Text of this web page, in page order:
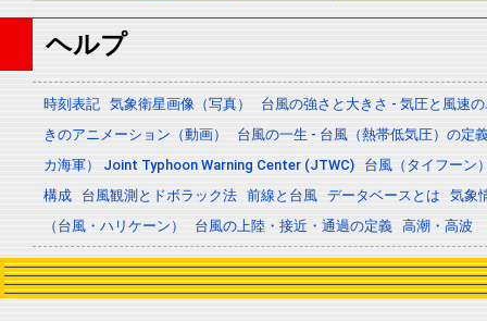
ヘルプ
時刻表記 気象衛星画像（写真）
台風の強さと大きさ - 気圧と風速
きのアニメーション（動画）
台風の一生 - 台風（熱帯低気圧）の定
カ海軍） Joint Typhoon Warning Center (JTWC)
台風（タイフーン
構成
台風観測とドボラック法 前線と台風 データベースとは
気象
（台風・ハリケーン）
台風の上陸・接近・通過の定義 高潮・高波